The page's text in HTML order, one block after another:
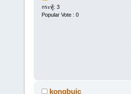
กระทู้: 3
Popular Vote : 0
kongbuic